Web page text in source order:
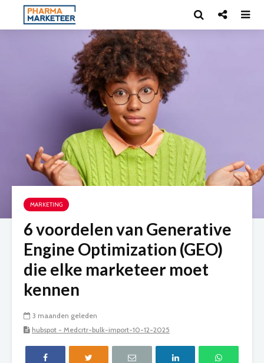
MARKETING
6 voordelen van Generative
Engine Optimization (GEO)
die elke marketeer moet
kennen
3 maanden geleden
hubspot - Medcrtr-bulk-import-10-12-2025